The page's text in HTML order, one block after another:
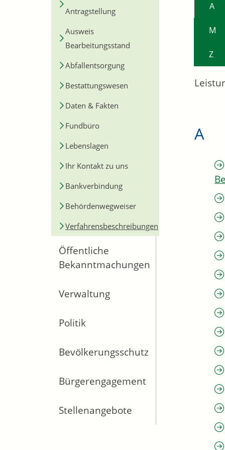
Antragstellung
Ausweis
Bearbeitungsstand
Abfallentsorgung
Bestattungswesen
Daten & Fakten
Fundbüro
Lebenslagen
Ihr Kontakt zu uns
Bankverbindung
Behördenwegweiser
Verfahrensbeschreibungen
Öffentliche
Bekanntmachungen
Verwaltung
Politik
Bevölkerungsschutz
Bürgerengagement
Stellenangebote
A
M
Z
A